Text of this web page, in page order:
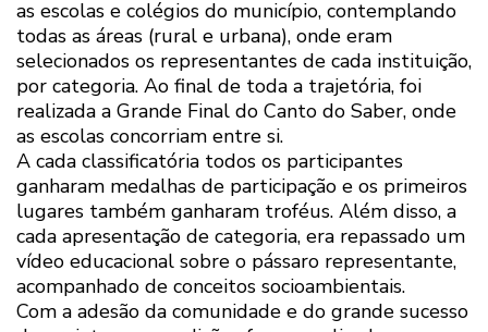
as escolas e colégios do município, contemplando
todas as áreas (rural e urbana), onde eram
selecionados os representantes de cada instituição,
por categoria. Ao final de toda a trajetória, foi
realizada a Grande Final do Canto do Saber, onde
as escolas concorriam entre si.
A cada classificatória todos os participantes
ganharam medalhas de participação e os primeiros
lugares também ganharam troféus. Além disso, a
cada apresentação de categoria, era repassado um
vídeo educacional sobre o pássaro representante,
acompanhado de conceitos socioambientais.
Com a adesão da comunidade e do grande sucesso